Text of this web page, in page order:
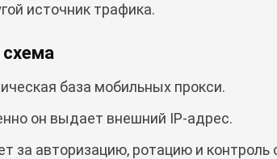
источник трафика.
схема
база мобильных прокси.
он выдает внешний IP-адрес.
за авторизацию, ротацию и контроль